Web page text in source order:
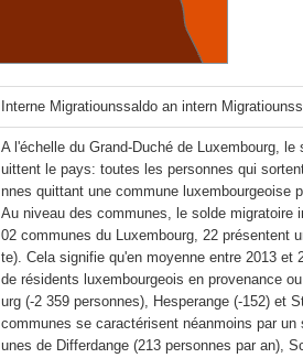
Interne Migratiounssaldo an intern
A l'échelle du Grand-Duché de Luxembourg,
uittent le pays: toutes les personnes qui
nnes quittant une commune luxembourgeoise
Au niveau des communes, le solde migratoire
02 communes du Luxembourg, 22 présentent
te). Cela signifie qu'en moyenne entre 2013
de résidents luxembourgeois en provenance
urg (-2 359 personnes), Hesperange (-152) et
communes se caractérisent néanmoins par
unes de Differdange (213 personnes par an),